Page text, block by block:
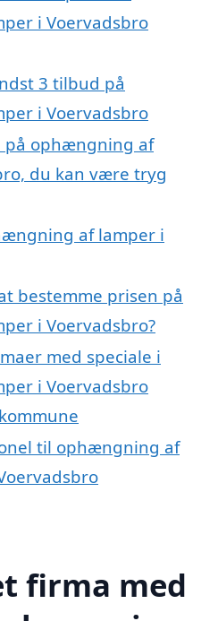
i Voervadsbro
3 tilbud på
i Voervadsbro
på ophængning af
du kan være tryg
af lamper i
bestemme prisen på
i Voervadsbro?
med speciale i
i Voervadsbro
til ophængning af
firma med